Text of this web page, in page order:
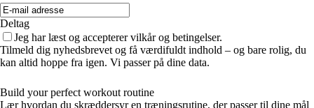
Deltag
Jeg har læst og accepterer vilkår og betingelser.
Tilmeld dig nyhedsbrevet og få værdifuldt indhold – og bare rolig, du
kan altid hoppe fra igen. Vi passer på dine data.
Build your perfect workout routine
Lær hvordan du skræddersyr en træningsrutine, der passer til dine mål